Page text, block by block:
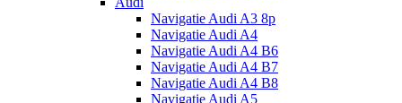
Navigatie Audi A3 8p
Navigatie Audi A4
Navigatie Audi A4 B6
Navigatie Audi A4 B7
Navigatie Audi A4 B8
Navigatie Audi A5